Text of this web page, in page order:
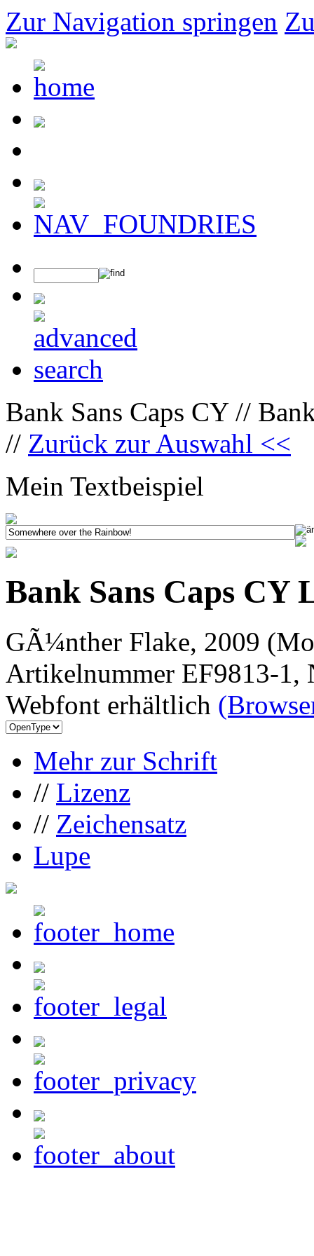
Zur Navigation springen
Bank Sans Caps CY //
// Zurück zur Auswahl <<
Mein Textbeispiel
Bank Sans Caps CY
GÃ¼nther Flake, 2009
Artikelnummer EF9813-1,
Webfont erhältlich
Mehr zur Schrift
// Lizenz
// Zeichensatz
Lupe